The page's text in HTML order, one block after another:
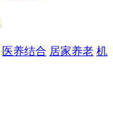
医养结合 居家养老 机